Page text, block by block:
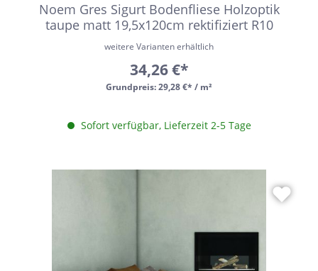
Noem Gres Sigurt Bodenfliese Holzoptik
taupe matt 19,5x120cm rektifiziert R10
Grundpreis:29,28 €* / m²
weitere Varianten erhältlich
34,26 €*
Sofort verfügbar, Lieferzeit 2-5 Tage